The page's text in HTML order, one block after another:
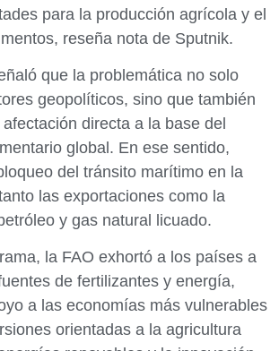
para la producción agrícola y el
reseña nota de Sputnik.
que la problemática no solo
geopolíticos, sino que también
directa a la base del
global. En ese sentido,
del tránsito marítimo en la
las exportaciones como la
y gas natural licuado.
la FAO exhortó a los países a
de fertilizantes y energía,
a las economías más vulnerables
orientadas a la agricultura